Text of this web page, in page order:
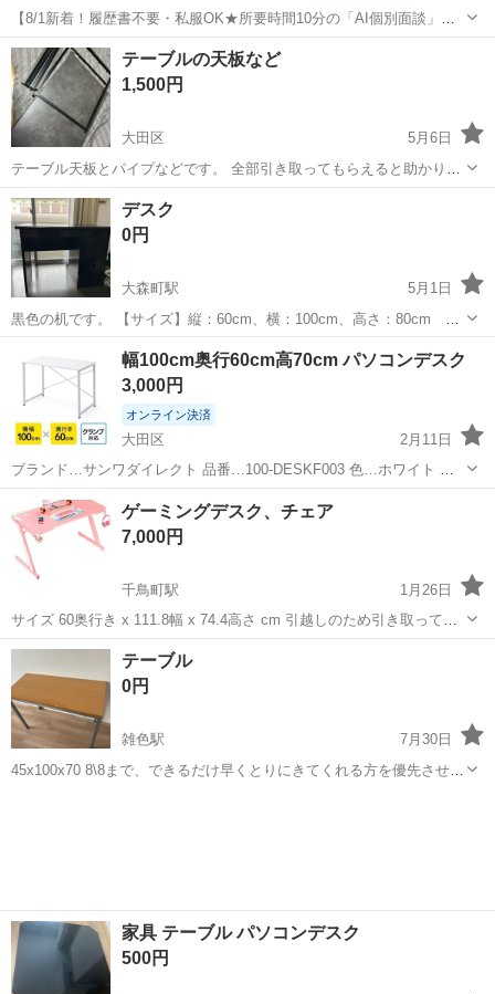
【8/1新着！履歴書不要・私服OK★所要時間10分の「AI個別面談」が
スタート！】【大田市場内勤務！日勤で稼げる！時給1650円！日払い
可！交通費全額支給！】青果市場でのフォークリフト作業 お仕事内容
・フォークリフトでの...
東京 大田区 その他
テーブルの天板など
1,500円
大田区
5月6日
テーブル天板とパイプなどです。 全部引き取ってもらえると助かりま
す。 値段は要交渉です！
東京 大田区 テーブル
デスク
0円
大森町駅
5月1日
黒色の机です。 【サイズ】縦：60cm、横：100cm、高さ：80cm
（大体です） 【傷などの状態】使用感はございます。また、足が緩く
なっているおります(通常の使用は可能です)。 【アピールポイント】
形の違う収納スペースが...
大田区 大森町駅 テーブル
幅100cm奥行60cm高70cm パソコンデスク
3,000円
オンライン決済
大田区
2月11日
ブランド…サンワダイレクト 品番…100-DESKF003 色…ホワイト 寸
法…幅100cm×奥行60cm×高さ70cm 2022年7月に新品を購入しました
が部屋の模様替えのため、不要となりましたので出品いたします...
東京 大田区 テーブル DESKF
ゲーミングデスク、チェア
7,000円
千鳥町駅
1月26日
サイズ 60奥行き x 111.8幅 x 74.4高さ cm 引越しのため引き取ってい
ただきたいです。 3月下旬（日程決まり次第お伝えします）に自宅ま
で取りに来てくれる方のみお願いします。 チェアとセットで引き取っ
ていた...
東京 大田区 千鳥町駅
テーブル
0円
雑色駅
7月30日
45x100x70 8\8まで、できるだけ早くとりにきてくれる方を優先させて
家具 テーブル パソコンデスク
500円